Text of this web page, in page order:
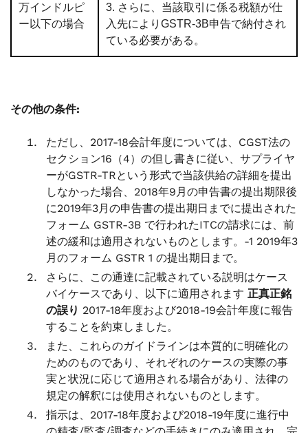
万インドルピ
ー以下の場合
3. さらに、当該取引に係る税額が仕
入先によりGSTR-3B申告で納付され
ている必要がある。
その他の条件:
ただし、2017-18会計年度については、CGST法の
セクション16（4）の但し書きに従い、サプライヤ
ーがGSTR-TRという形式で当該供給の詳細を提出
しなかった場合、2018年9月の申告書の提出期限後
に2019年3月の申告書の提出期日までに提出された
フォーム GSTR-3B で行われたITCの請求には、前
述の緩和は適用されないものとします。-1 2019年3
月のフォーム GSTR 1 の提出期日まで。
さらに、この通達に記載されている説明はケース
バイケースであり、以下に適用されます 正真正銘
の誤り 2017-18年度および2018-19会計年度に報告
することを約束しました。
また、これらのガイドラインは本質的に明確化の
ためのものであり、それぞれのケースの実際の事
実と状況に応じて適用される場合があり、法律の
規定の解釈には使用されないものとします。
指示は、2017-18年度および2018-19年度に進行中